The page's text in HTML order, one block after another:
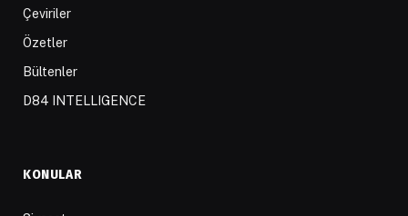
Çeviriler
Özetler
Bültenler
D84 INTELLIGENCE
KONULAR